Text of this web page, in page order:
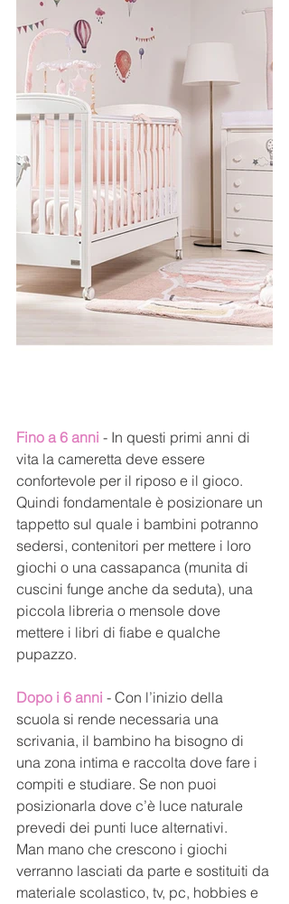
Fino a 6 anni - In questi primi anni di
vita la cameretta deve essere
confortevole per il riposo e il gioco.
Quindi fondamentale è posizionare un
tappetto sul quale i bambini potranno
sedersi, contenitori per mettere i loro
giochi o una cassapanca (munita di
cuscini funge anche da seduta), una
piccola libreria o mensole dove
mettere i libri di fiabe e qualche
pupazzo.
Dopo i 6 anni - Con l’inizio della
scuola si rende necessaria una
scrivania, il bambino ha bisogno di
una zona intima e raccolta dove fare i
compiti e studiare. Se non puoi
posizionarla dove c’è luce naturale
prevedi dei punti luce alternativi.
Man mano che crescono i giochi
verranno lasciati da parte e sostituiti da
materiale scolastico, tv, pc, hobbies e